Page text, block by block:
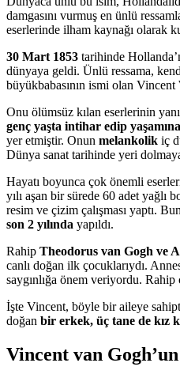
damgasını vurmuş en ünlü
eserlerinde ilham kaynağı olarak
30 Mart 1853 tarihinde
dünyaya geldi. Ünlü ressama,
büyükbabasının ismi olan
Onu ölümsüz kılan eserlerinin
genç yaşta intihar edip
yer etmiştir. Onun melankolik iç
Dünya sanat tarihinde yeri
Hayatı boyunca çok önemli
yılı aşan bir sürede 60 adet yağlı
resim ve çizim çalışması yaptı.
son 2 yılında yapıldı.
Rahip Theodorus van Gogh ve
canlı doğan ilk çocuklarıydı.
saygınlığa önem veriyordu. Rahip
İşte Vincent, böyle bir aileye
doğan bir erkek, üç tane de kız
Vincent van